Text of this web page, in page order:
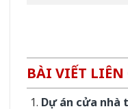
BÀI VIẾT LIÊN
Dự án cửa nhà